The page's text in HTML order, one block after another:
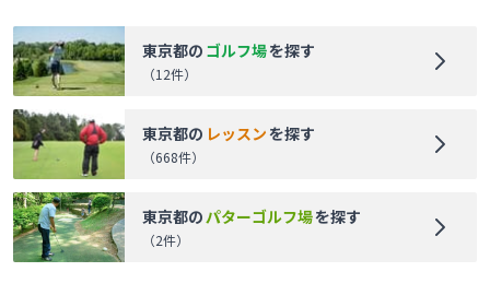
東京都の ゴルフ場を探す
（12件）
東京都の レッスンを探す
（668件）
東京都のパターゴルフ場を探す
（2件）